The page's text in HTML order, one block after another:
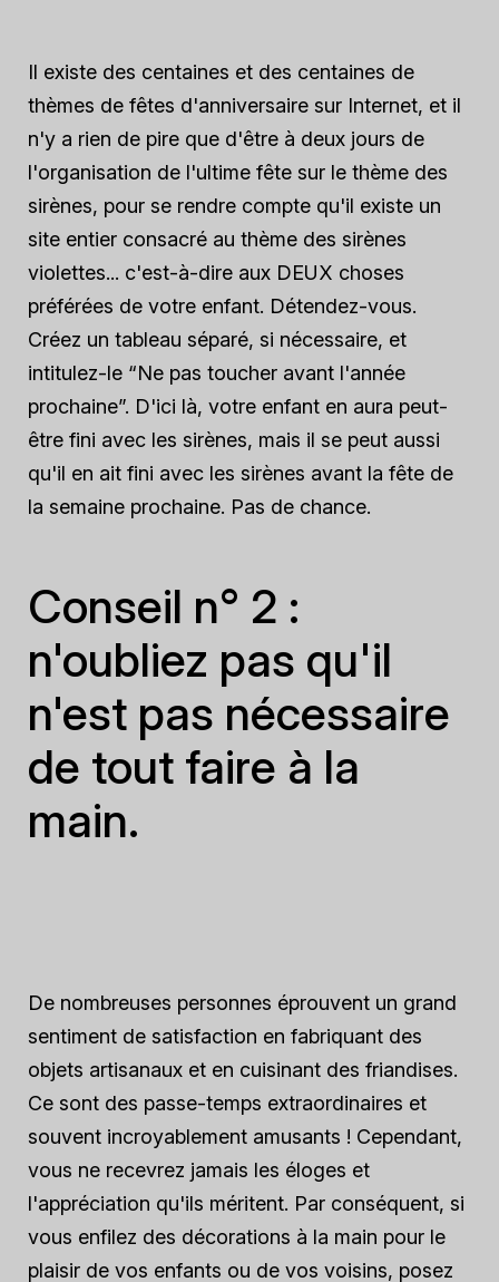
Il existe des centaines et des centaines de
thèmes de fêtes d'anniversaire sur Internet, et il
n'y a rien de pire que d'être à deux jours de
l'organisation de l'ultime fête sur le thème des
sirènes, pour se rendre compte qu'il existe un
site entier consacré au thème des sirènes
violettes... c'est-à-dire aux DEUX choses
préférées de votre enfant. Détendez-vous.
Créez un tableau séparé, si nécessaire, et
intitulez-le “Ne pas toucher avant l'année
prochaine”. D'ici là, votre enfant en aura peut-
être fini avec les sirènes, mais il se peut aussi
qu'il en ait fini avec les sirènes avant la fête de
la semaine prochaine. Pas de chance.
Conseil n° 2 :
n'oubliez pas qu'il
n'est pas nécessaire
de tout faire à la
main.
De nombreuses personnes éprouvent un grand
sentiment de satisfaction en fabriquant des
objets artisanaux et en cuisinant des friandises.
Ce sont des passe-temps extraordinaires et
souvent incroyablement amusants ! Cependant,
vous ne recevrez jamais les éloges et
l'appréciation qu'ils méritent. Par conséquent, si
vous enfilez des décorations à la main pour le
plaisir de vos enfants ou de vos voisins, posez